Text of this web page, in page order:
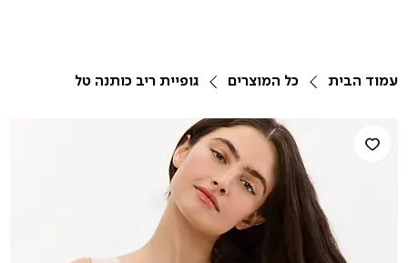
עמוד הבית כל המוצרים גופיית ריב כותנה טל